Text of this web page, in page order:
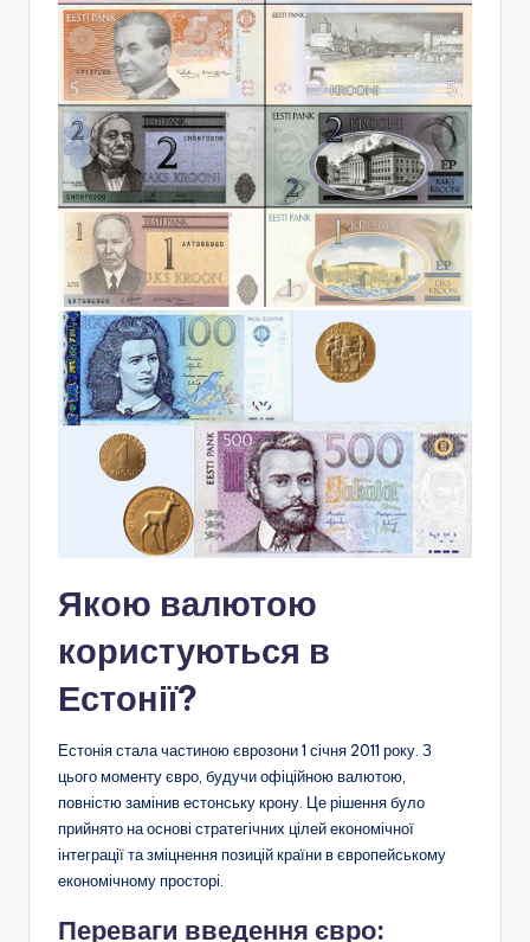
Якою валютою
користуються в
Естонії?
Естонія стала частиною єврозони 1 січня 2011 року. З
цього моменту євро, будучи офіційною валютою,
повністю замінив естонську крону. Це рішення було
прийнято на основі стратегічних цілей економічної
інтеграції та зміцнення позицій країни в європейському
економічному просторі.
Переваги введення євро: